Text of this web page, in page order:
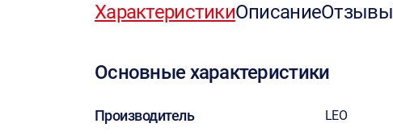
ХарактеристикиОписаниеОтзывы
Основные характеристики
Производитель LEO